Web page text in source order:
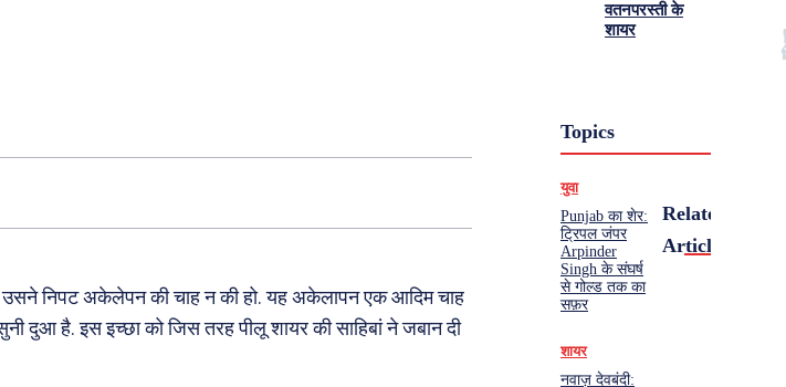
उसने निपट अकेलेपन की चाह न की हो. यह अकेलापन एक आदिम चाह
दुआ है. इस इच्छा को जिस तरह पीलू शायर की साहिबां ने जबान दी
वतनपरस्ती के
शायर
Topics
युवा
Punjab का शेर:
ट्रिपल जंपर
Arpinder
Singh के संघर्ष
से गोल्ड तक का
सफ़र
शायर
नवाज़ देवबंदी:
Related
Articles